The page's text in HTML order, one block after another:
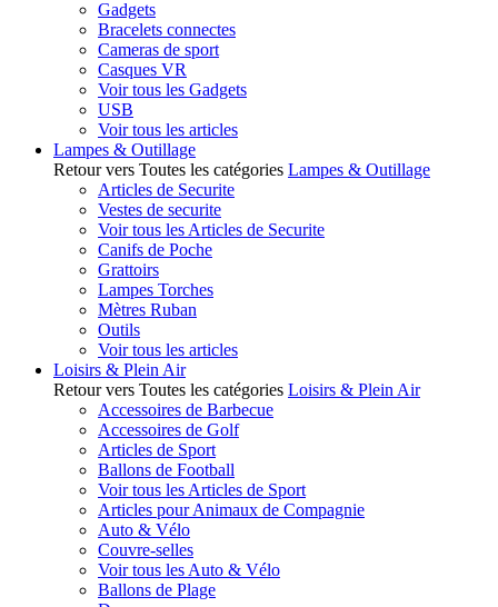
Gadgets
Bracelets connectes
Cameras de sport
Casques VR
Voir tous les Gadgets
USB
Voir tous les articles
Lampes & Outillage
Retour vers Toutes les catégories Lampes & Outillage
Articles de Securite
Vestes de securite
Voir tous les Articles de Securite
Canifs de Poche
Grattoirs
Lampes Torches
Mètres Ruban
Outils
Voir tous les articles
Loisirs & Plein Air
Retour vers Toutes les catégories Loisirs & Plein Air
Accessoires de Barbecue
Accessoires de Golf
Articles de Sport
Ballons de Football
Voir tous les Articles de Sport
Articles pour Animaux de Compagnie
Auto & Vélo
Couvre-selles
Voir tous les Auto & Vélo
Ballons de Plage